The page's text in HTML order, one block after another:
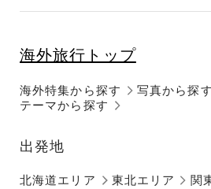
海外旅行トップ
海外特集から探す
テーマから探す
写真から探す
出発地
北海道エリア 東北エリア
関